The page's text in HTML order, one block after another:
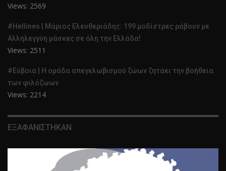
Views: 2569
#Hellines | Μάριος Ελευθεριάδης: 199 μοδίστρες ράβουν με
Αλληλεγγύη μάσκες σε όλη την Ελλάδα!
Views: 2511
#Εύβοια | Η ομάδα απεγκλωβισμού ζώων ζητάει την βοήθεια
των φιλόζωων
Views: 2214
ΕΞΑΦΑΝΙΣΤΗΚΑΝ